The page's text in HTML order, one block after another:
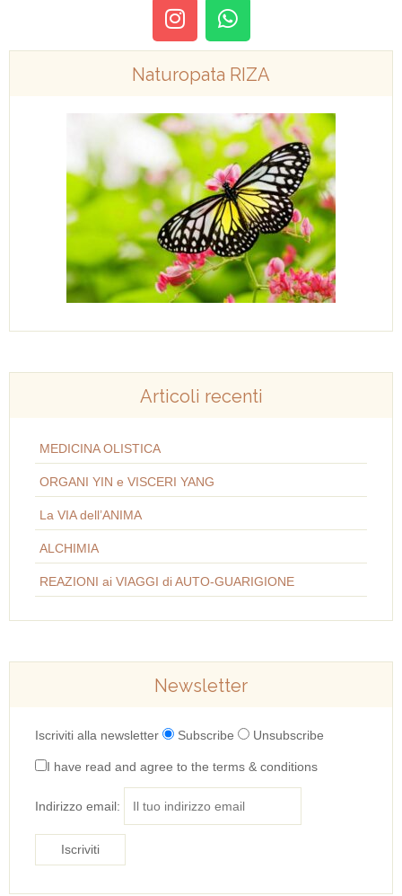
Naturopata RIZA
Articoli recenti
MEDICINA OLISTICA
ORGANI YIN e VISCERI YANG
La VIA dell’ANIMA
ALCHIMIA
REAZIONI ai VIAGGI di AUTO-GUARIGIONE
Newsletter
Iscriviti alla newsletter Subscribe Unsubscribe
I have read and agree to the terms & conditions
Indirizzo email: